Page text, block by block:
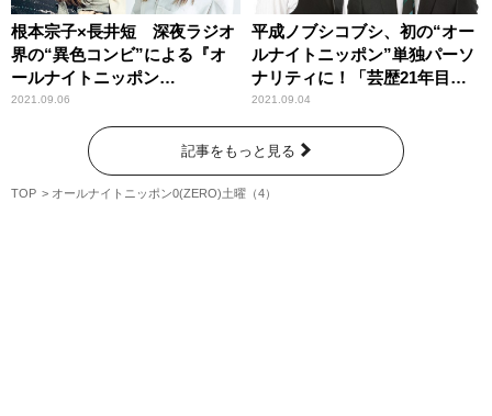
根本宗子×長井短 深夜ラジオ
界の“異色コンビ”による『オ
ールナイトニッポン
0(ZERO)』が一夜限りの復
2021.09.06
平成ノブシコブシ、初の“オー
ルナイトニッポン”単独パーソ
ナリティに！「芸歴21年目に
してのこの快挙！」
2021.09.04
記事をもっと見る
TOP オールナイトニッポン0(ZERO)土曜（4）